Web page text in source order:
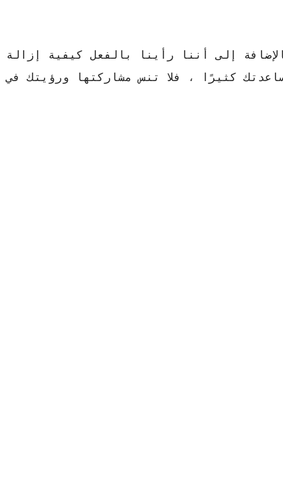
إلى أننا رأينا بالفعل كيفية إزالة
كثيرًا ، فلا تنس مشاركتها ورؤيتك في